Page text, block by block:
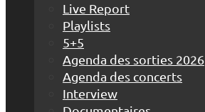
Live Report
Playlists
5+5
Agenda des sorties 2026
Agenda des concerts
Interview